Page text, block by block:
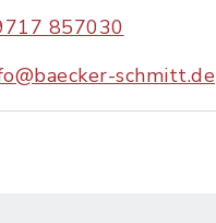
857030
schmitt.de